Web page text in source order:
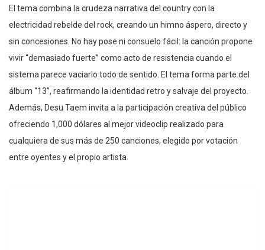
El tema combina la crudeza narrativa del country con la
electricidad rebelde del rock, creando un himno áspero, directo y
sin concesiones. No hay pose ni consuelo fácil: la canción propone
vivir “demasiado fuerte” como acto de resistencia cuando el
sistema parece vaciarlo todo de sentido. El tema forma parte del
álbum “13”, reafirmando la identidad retro y salvaje del proyecto.
Además, Desu Taem invita a la participación creativa del público
ofreciendo 1,000 dólares al mejor videoclip realizado para
cualquiera de sus más de 250 canciones, elegido por votación
entre oyentes y el propio artista.